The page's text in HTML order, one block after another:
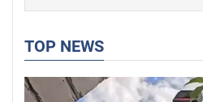
TOP NEWS